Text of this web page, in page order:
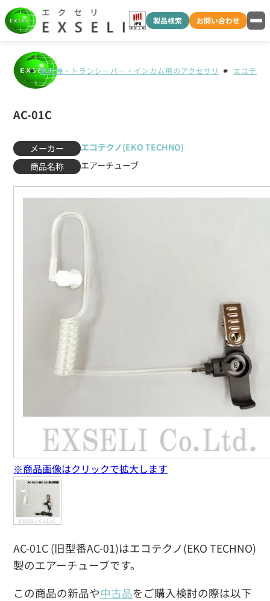
製品検索 お問い合わせ
無線機・トランシーバー・インカム用のアクセサリ エコテク
AC-01C
メーカー
エコテクノ(EKO TECHNO)
商品名称
エアーチューブ
AC-01C (旧型番AC-01)はエコテクノ(EKO TECHNO)
製のエアーチューブです。
この商品の新品や中古品をご購入検討の際は以下
※商品画像はクリックで拡大します